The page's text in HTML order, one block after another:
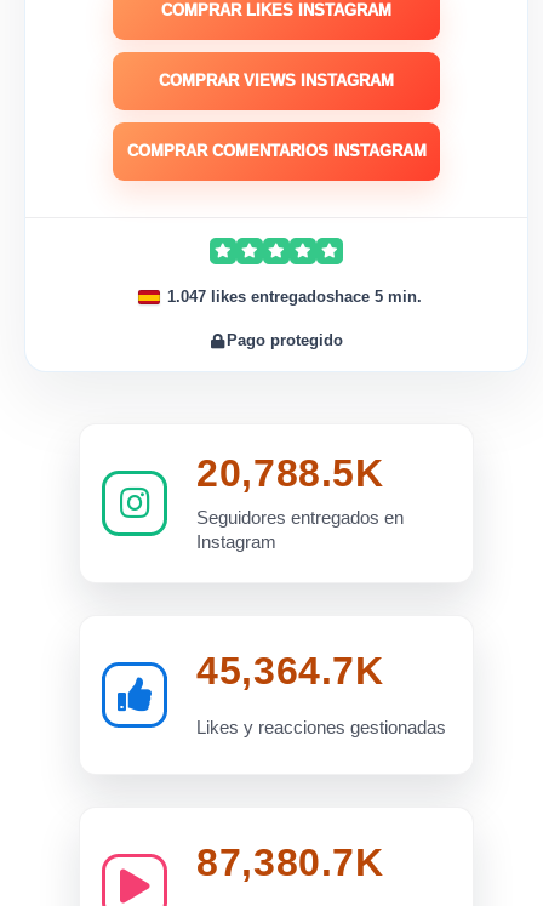
COMPRAR LIKES INSTAGRAM
COMPRAR VIEWS INSTAGRAM
COMPRAR COMENTARIOS INSTAGRAM
1.047 likes entregadoshace 5 min.
Pago protegido
20,788.5K
Seguidores entregados en
Instagram
45,364.7K
Likes y reacciones gestionadas
87,380.7K